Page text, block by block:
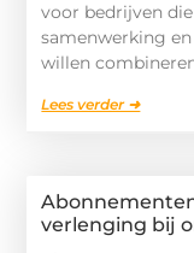
voor bedrijven
samenwerking
willen
Lees verder ➜
verlenging bij